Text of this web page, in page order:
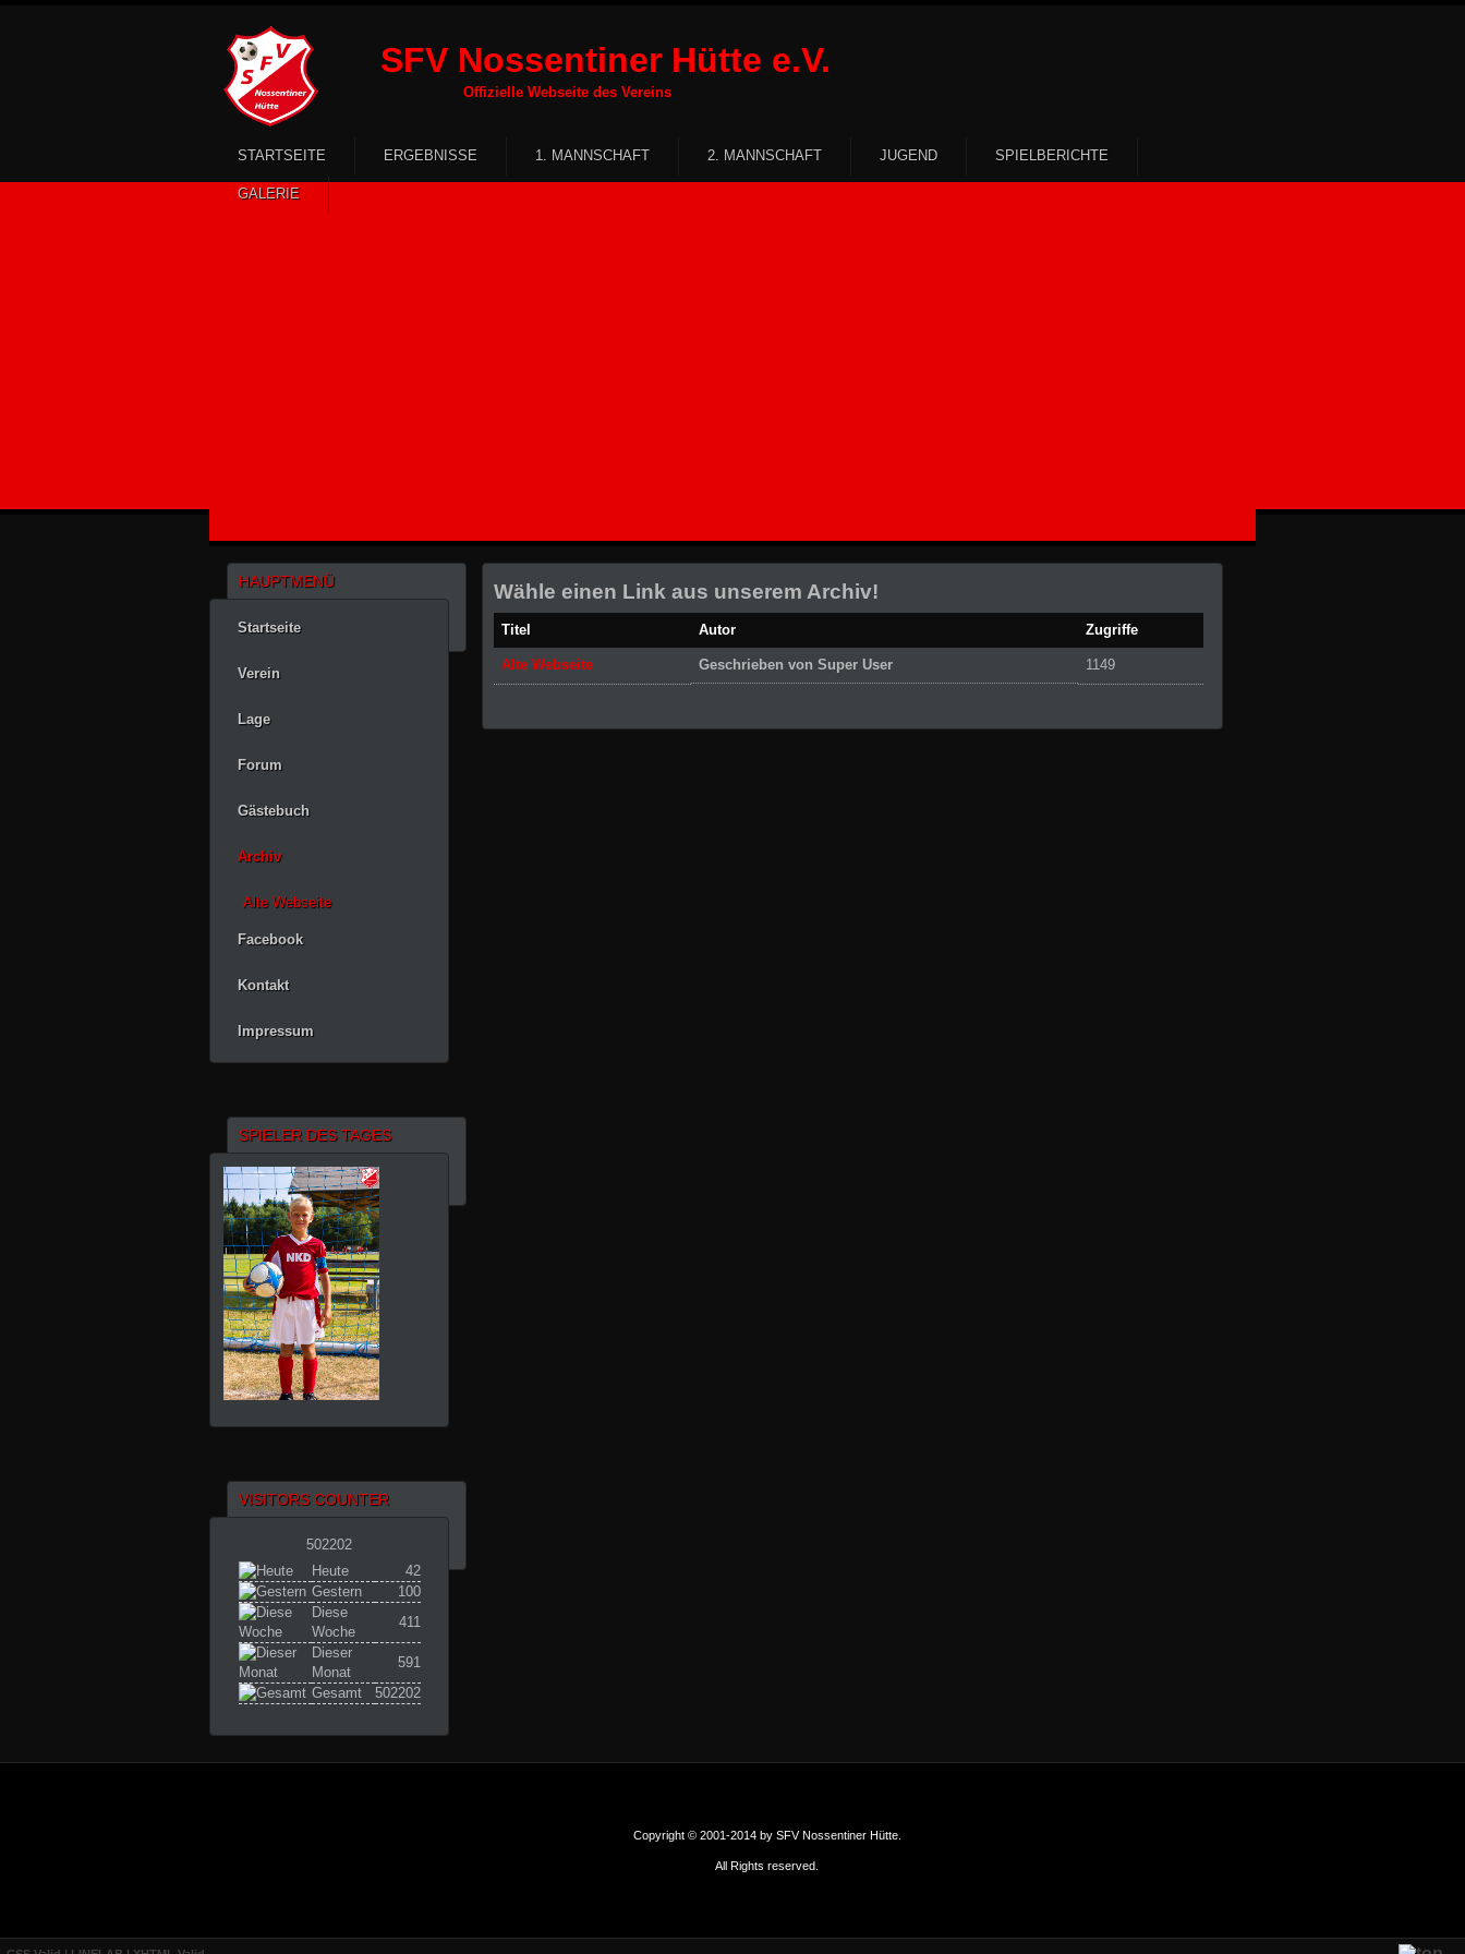
SFV Nossentiner Hütte e.V.
Offizielle Webseite des Vereins
STARTSEITE ERGEBNISSE 1. MANNSCHAFT 2. MANNSCHAFT JUGEND SPIELBERICHTE
GALERIE
Wähle einen Link aus unserem Archiv!
Titel Autor Zugriffe
Alte Webseite Geschrieben von Super User 1149
HAUPTMENÜ
Startseite
Verein
Lage
Forum
Gästebuch
Archiv
Alte Webseite
Facebook
Kontakt
Impressum
SPIELER DES TAGES
VISITORS COUNTER
502202
Heute
42
Gestern
100
Diese
Woche
411
Dieser
Monat
591
Gesamt
502202
Copyright © 2001-2014 by SFV Nossentiner Hütte.
All Rights reserved.